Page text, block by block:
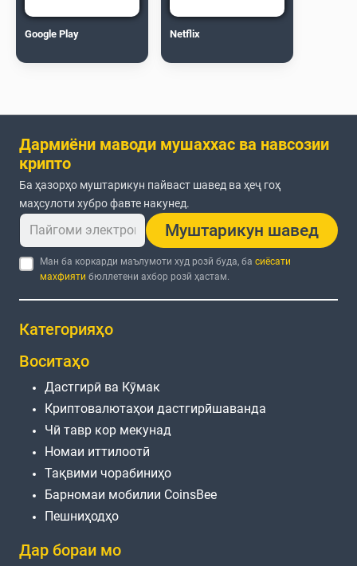
Google Play Netflix
Дармиёни маводи мушаххас ва навсозии
крипто
Ба ҳазорҳо муштарикун пайваст шавед ва ҳеҷ гоҳ
маҳсулоти хубро фавте накунед.
Муштарикун шавед
Ман ба коркарди маълумоти худ розӣ буда, басиёсати
махфияти бюллетени ахбор розӣ ҳастам.
Категорияҳо
Воситаҳо
Дастгирӣ ва Кӯмак
Криптовалютаҳои дастгирӣшаванда
Чӣ тавр кор мекунад
Номаи иттилоотӣ
Тақвими чорабиниҳо
Барномаи мобилии CoinsBee
Пешниҳодҳо
Дар бораи мо